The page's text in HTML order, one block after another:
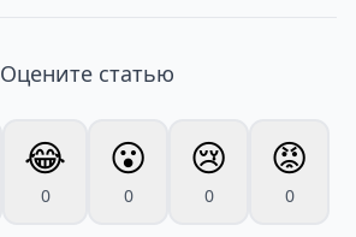
Оцените статью
😂
0
😮
0
😢
0
😡
0